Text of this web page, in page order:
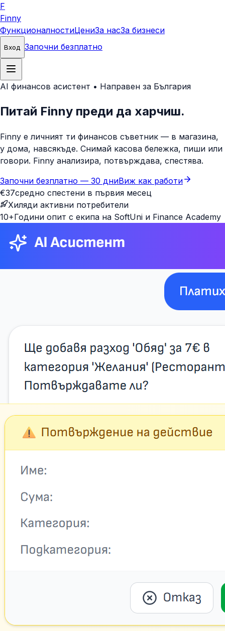
F
Finny
ФункционалностиЦениЗа насЗа бизнеси
Вход Започни безплатно
AI финансов асистент • Направен за България
Питай Finny преди да харчиш.
Finny е личният ти финансов съветник — в магазина,
у дома, навсякъде. Снимай касова бележка, пиши или
говори. Finny анализира, потвърждава, спестява.
Започни безплатно — 30 дниВиж как работи
€37средно спестени в първия месец
Хиляди активни потребители
10+Години опит с екипа на SoftUni и Finance Academy